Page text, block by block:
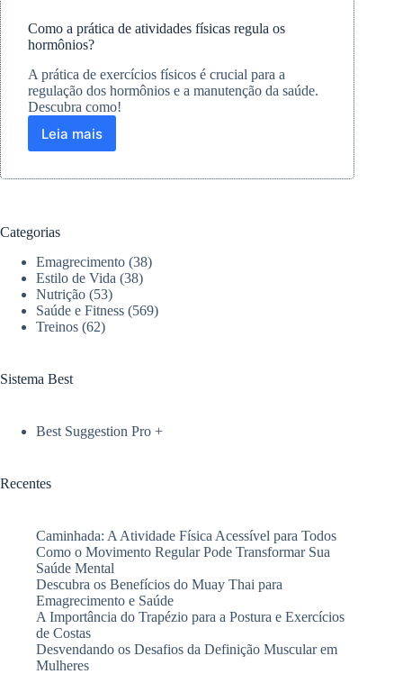
Como a prática de atividades físicas regula os
hormônios?
A prática de exercícios físicos é crucial para a
regulação dos hormônios e a manutenção da saúde.
Descubra como!
Leia mais
Como
prática
os
hormônios?
Categorias
Emagrecimento (38)
Estilo de Vida (38)
Nutrição (53)
Saúde e Fitness (569)
Treinos (62)
Sistema Best
Best Suggestion Pro +
Recentes
Caminhada: A Atividade Física Acessível para Todos
Como o Movimento Regular Pode Transformar Sua
Saúde Mental
Descubra os Benefícios do Muay Thai para
Emagrecimento e Saúde
A Importância do Trapézio para a Postura e Exercícios
de Costas
Desvendando os Desafios da Definição Muscular em
Mulheres